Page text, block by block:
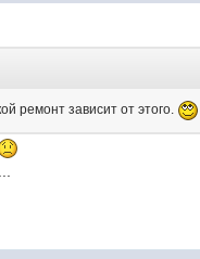
ремонт зависит от этого.